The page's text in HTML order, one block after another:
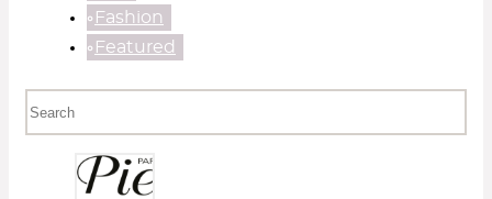
⃘Fashion
⃘Featured